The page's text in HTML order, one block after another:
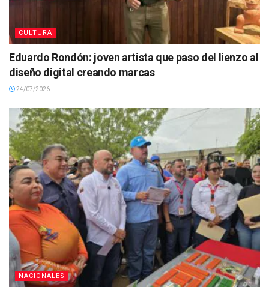
CULTURA
Eduardo Rondón: joven artista que paso del lienzo al
diseño digital creando marcas
24/07/2026
NACIONALES